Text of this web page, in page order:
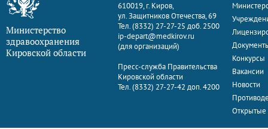
Министерство
здравоохранения
Кировской области
610019, г. Киров,
ул. Защитников Отечества, 69
Тел. (8332) 27-27-25 доб. 2500
ip-depart@medkirov.ru
(для организаций)
Пресс-служба Правительства
Кировской области
Тел. (8332) 27-27-42 доп. 4200
Конкурсы
Вакансии
Новости